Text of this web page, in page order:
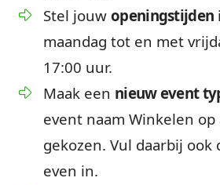
Stel jouw openingstijden
maandag tot en met
17:00 uur.
Maak een nieuw event
event naam Winkelen op
gekozen. Vul daarbij ook
even in.